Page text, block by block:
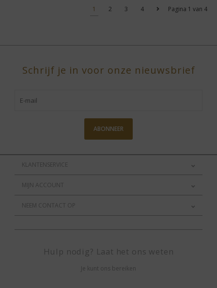
Pagina 1 van 4
1 2 3 4
Schrijf je in voor onze nieuwsbrief
ABONNEER
KLANTENSERVICE
MIJN ACCOUNT
NEEM CONTACT OP
Hulp nodig? Laat het ons weten
Je kunt ons bereiken